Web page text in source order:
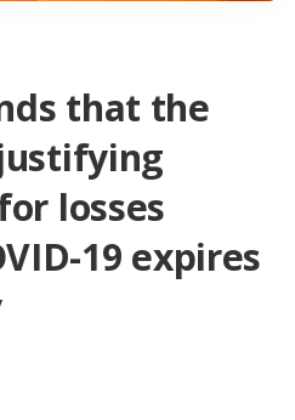
that the
losses
19 expires